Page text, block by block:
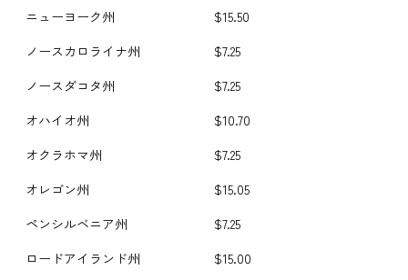
ニューヨーク州
$15.50
ノースカロライナ州
$7.25
ノースダコタ州
$7.25
オハイオ州
$10.70
オクラホマ州
$7.25
オレゴン州
$15.05
ペンシルベニア州
$7.25
ロードアイランド州
$15.00